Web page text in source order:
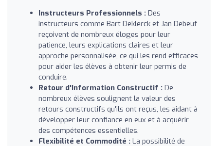
Instructeurs Professionnels : Des
instructeurs comme Bart Deklerck et Jan Debeuf
reçoivent de nombreux éloges pour leur
patience, leurs explications claires et leur
approche personnalisée, ce qui les rend efficaces
pour aider les élèves à obtenir leur permis de
conduire.
Retour d'Information Constructif : De
nombreux élèves soulignent la valeur des
retours constructifs qu'ils ont reçus, les aidant à
développer leur confiance en eux et à acquérir
des compétences essentielles.
Flexibilité et Commodité : La possibilité de